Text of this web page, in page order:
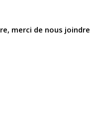
merci de nous joindre